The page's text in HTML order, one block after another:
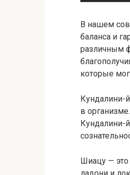
В нашем
баланса и
различным
которые
Кундалини-
в
Кундалини-
Шиацу — это